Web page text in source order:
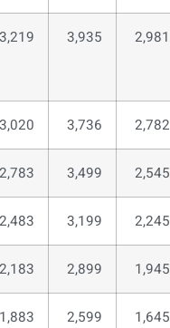
2,981
3,935
3,219
2,782
3,736
3,020
2,545
3,499
2,783
2,245
3,199
2,483
1,945
2,899
2,183
1,645
2,599
1,883